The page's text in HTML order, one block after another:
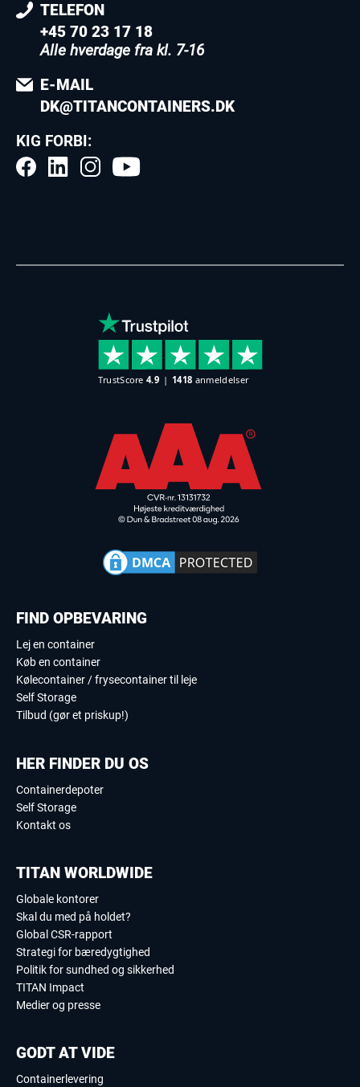
TELEFON
+45 70 23 17 18
Alle hverdage fra kl. 7-16
E-MAIL
DK@TITANCONTAINERS.DK
KIG FORBI:
FIND OPBEVARING
Lej en container
Køb en container
Kølecontainer / frysecontainer til leje
Self Storage
Tilbud (gør et priskup!)
HER FINDER DU OS
Containerdepoter
Self Storage
Kontakt os
TITAN WORLDWIDE
Globale kontorer
Skal du med på holdet?
Global CSR-rapport
Strategi for bæredygtighed
Politik for sundhed og sikkerhed
TITAN Impact
Medier og presse
GODT AT VIDE
Containerlevering